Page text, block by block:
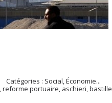
Catégories : Social, Économie...
reforme portuaire aschieri bastille